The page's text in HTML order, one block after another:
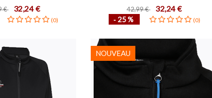
Plusieurs Couleurs
Confortable
€ 32,24 €
(0)
Design Contemporain Plusieurs
Couleurs Tailles Confortable Mode de
Vie Fonctionnel
42,99 € 32,24 €
‐ 25 % (0)
NOUVEAU